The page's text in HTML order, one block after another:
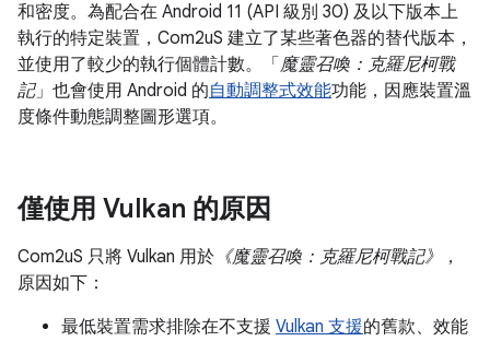
和密度。為配合在 Android 11 (API 級別 30) 及以下版本上
執行的特定裝置，Com2uS 建立了某些著色器的替代版本，
並使用了較少的執行個體計數。「 魔靈召喚：克羅尼柯戰
記」也會使用 Android 的自動調整式效能功能，因應裝置溫
度條件動態調整圖形選項。
僅使用 Vulkan 的原因
Com2uS 只將 Vulkan 用於 《魔靈召喚：克羅尼柯戰記》
，
原因如下：
最低裝置需求排除在不支援 Vulkan 支援的舊款、效能